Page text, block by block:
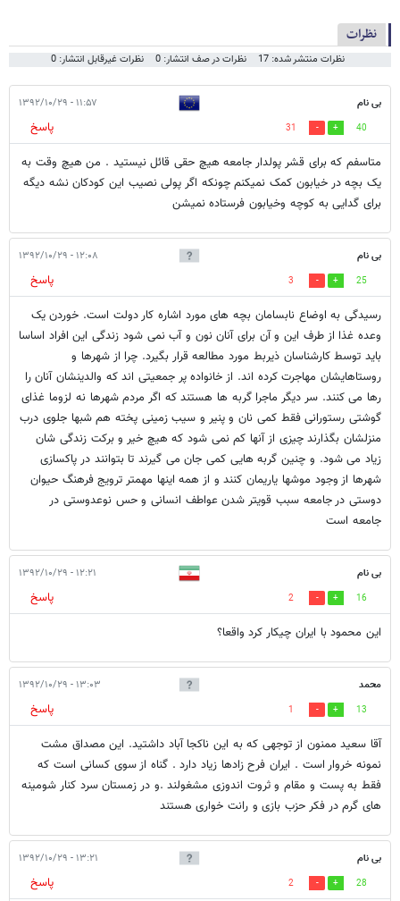
نظرات
نظرات منتشر شده: 17 نظرات در صف انتشار: 0 نظرات غیرقابل انتشار: 0
بی نام ۱۱:۵۷ - ۱۳۹۲/۱۰/۲۹
40
31
پاسخ
متاسفم که برای قشر پولدار جامعه هیچ حقی قائل نیستید . من هیچ وقت به
یک بچه در خیابون کمک نمیکنم چونکه اگر پولی نصیب این کودکان نشه دیگه
برای گدایی به کوچه وخیابون فرستاده نمیشن
بی نام ۱۲:۰۸ - ۱۳۹۲/۱۰/۲۹
25
3
پاسخ
رسیدگی به اوضاع نابسامان بچه های مورد اشاره کار دولت است. خوردن یک
وعده غذا از طرف این و آن برای آنان نون و آب نمی شود زندگی این افراد اساسا
باید توسط کارشناسان ذیربط مورد مطالعه قرار بگیرد. چرا از شهرها و
روستاهایشان مهاجرت کرده اند. از خانواده پر جمعیتی اند که والدینشان آنان را
رها می کنند. سر دیگر ماجرا گربه ها هستند که اگر مردم شهرها نه لزوما غذای
گوشتی رستورانی فقط کمی نان و پنیر و سیب زمینی پخته هم شبها جلوی درب
منزلشان بگذارند چیزی از آنها کم نمی شود که هیچ خیر و برکت زندگی شان
زیاد می شود. و چنین گربه هایی کمی جان می گیرند تا بتوانند در پاکسازی
شهرها از وجود موشها یاریمان کنند و از همه اینها مهمتر ترویج فرهنگ حیوان
دوستی در جامعه سبب قویتر شدن عواطف انسانی و حس نوعدوستی در
جامعه است
بی نام ۱۲:۲۱ - ۱۳۹۲/۱۰/۲۹
16
2
پاسخ
این محمود با ایران چیکار کرد واقعا؟
محمد ۱۳:۰۳ - ۱۳۹۲/۱۰/۲۹
13
1
پاسخ
آقا سعید ممنون از توجهی که به این ناکجا آباد داشتید. این مصداق مشت
نمونه خروار است . ایران فرح زادها زیاد دارد . گناه از سوی کسانی است که
فقط به پست و مقام و ثروت اندوزی مشغولند .و در زمستان سرد کنار شومینه
های گرم در فکر حزب بازی و رانت خواری هستند
بی نام ۱۳:۲۱ - ۱۳۹۲/۱۰/۲۹
28
2
پاسخ